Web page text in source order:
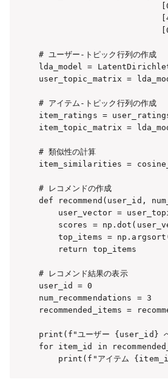
# ユーザー-トピック行列の作成
lda_model =
user_topic_matrix =
# アイテム-トピック行列の作成
item_ratings =
item_topic_matrix =
# 類似性の計算
item_similarities =
# レコメンドの作成
def recommend(user_id,
user_vector =
scores =
top_items =
    return top_items
# レコメンド結果の表示
user_id = 0
num_recommendations = 3
recommended_items =
print(f"ユーザー {user_id} へ
for item_id in
print(f"アイテム